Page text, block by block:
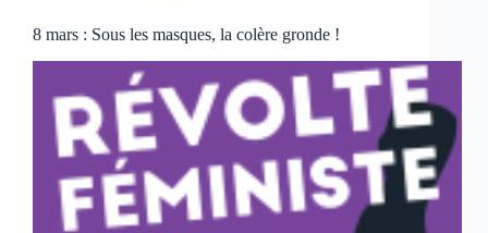
8 mars : Sous les masques, la colère gronde !